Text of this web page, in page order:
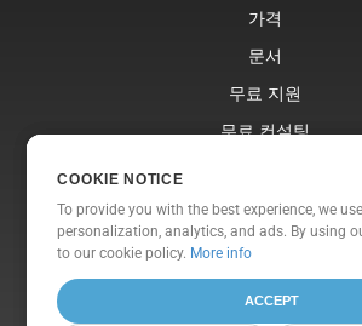
COOKIE NOTICE
To provide you with the best experience, we
personalization, analytics, and ads. By using
toour cookie policy.
ACCEPT
가격
문서
무료 지원
무료 컨설팅
웹사이트
에 대한
COOKIE NOTICE
To provide you with the best experience, we
personalization, analytics, and ads. By using
to our cookie policy. More info
ACCEPT